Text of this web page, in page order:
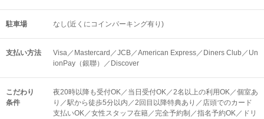
駐車場 なし(近くにコインパーキング有り)
支払い方法
Visa／Mastercard／JCB／American Express／Diners Club／Un
ionPay（銀聯）／Discover
こだわり
条件
夜20時以降も受付OK／当日受付OK／2名以上の利用OK／個室あ
り／駅から徒歩5分以内／2回目以降特典あり／店頭でのカード
支払いOK／女性スタッフ在籍／完全予約制／指名予約OK／ドリ